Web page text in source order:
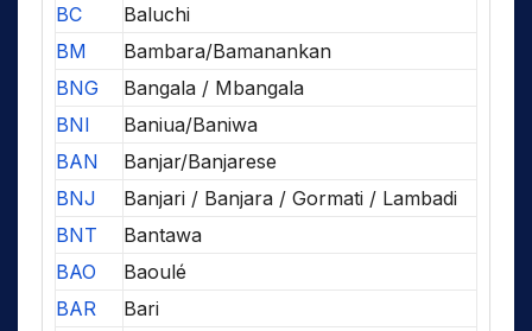
BC
Baluchi
BM
Bambara/Bamanankan
BNG
Bangala / Mbangala
BNI
Baniua/Baniwa
BAN
Banjar/Banjarese
BNJ
Banjari / Banjara / Gormati / Lambadi
BNT
Bantawa
BAO
Baoulé
BAR
Bari